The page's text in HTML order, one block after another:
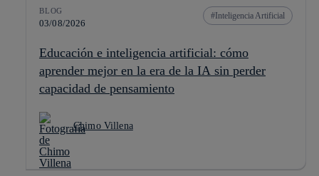
BLOG
03/08/2026
Inteligencia Artificial
Educación e inteligencia artificial: cómo
aprender mejor en la era de la IA sin perder
capacidad de pensamiento
Chimo Villena